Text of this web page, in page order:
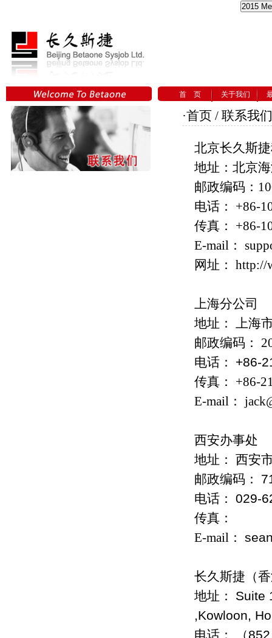
首 页 关于我们
·首页 / 联系我们
北京长久斯
地址：北京
邮政编码：
电话： +86-
传真： +86-
E-mail：
网址： http://
上海分公司
地址： 上海
邮政编码：
电话： +86-
传真： +86-
E-mail：
西安办事处
地址： 西安
邮政编码：
电话： 029-
传真：
E-mail：
长久斯捷（
地址： Suite
,Kowloon,
电话： （